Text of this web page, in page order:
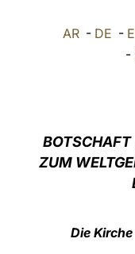
AR - DE -
-
ZUM
Die